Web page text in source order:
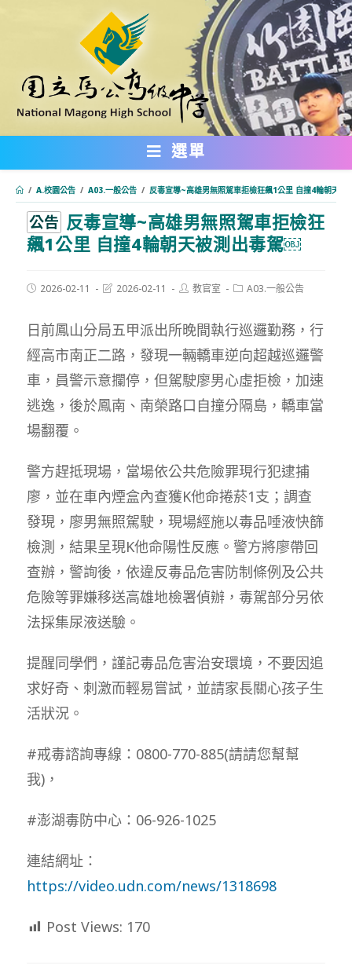
內
選單
/ A.校園公告 / A03.一般公告 / 反毒宣導~高雄男無照駕車拒檢狂飆1公里 自撞4輪朝天
公告 反毒宣導~高雄男無照駕車拒檢狂
飆1公里 自撞4輪朝天被測出毒駕￼
Post2026-02-11
Post2026-02-11
Post教官室
PostA03.一般公告
日前鳳山分局五甲派出所晚間執行巡邏勤務，行
經高市南正二路，發現一輛轎車逆向超越巡邏警
車，員警示意攔停，但駕駛廖男心虛拒檢，加速
逃逸，後於鳳南、南榮路口自撞分隔島，轎車當
場翻覆。
警方趕抵現場，當場依公共危險罪現行犯逮捕
廖，並在車內煙盒內查獲K他命捲菸1支；調查
發現，廖男無照駕駛，現場經施以毒品唾液快篩
檢測，結果呈現K他命陽性反應。警方將廖帶回
查辦，警詢後，依違反毒品危害防制條例及公共
危險等罪嫌移送高雄地檢署偵辦，毒駕部分另依
法採集尿液送驗。
提醒同學們，謹記毒品危害治安環境，不要因追
求好奇、刺激而輕易嘗試，並請家長關心孩子生
活狀況。
#戒毒諮詢專線：0800-770-885(請請您幫幫
我)，
#澎湖毒防中心：06-926-1025
連結網址：
https://video.udn.com/news/1318698
Post Views: 170